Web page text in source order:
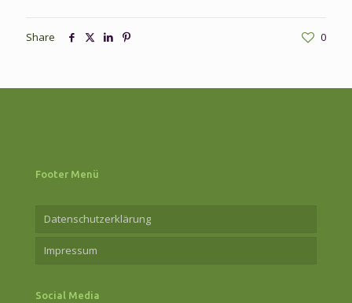
Share 0
Footer Menü
Datenschutzerklärung
Impressum
Social Media